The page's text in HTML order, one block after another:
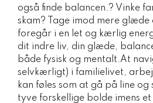
også finde balancen.? Vinke
skam? Tage imod mere glæde
foregår i en let og kærlig
dit indre liv, din glæde,
både fysisk og mentalt.At
selvkærligt) i familielivet,
kan føles som at gå på line
tyve forskellige bolde imens